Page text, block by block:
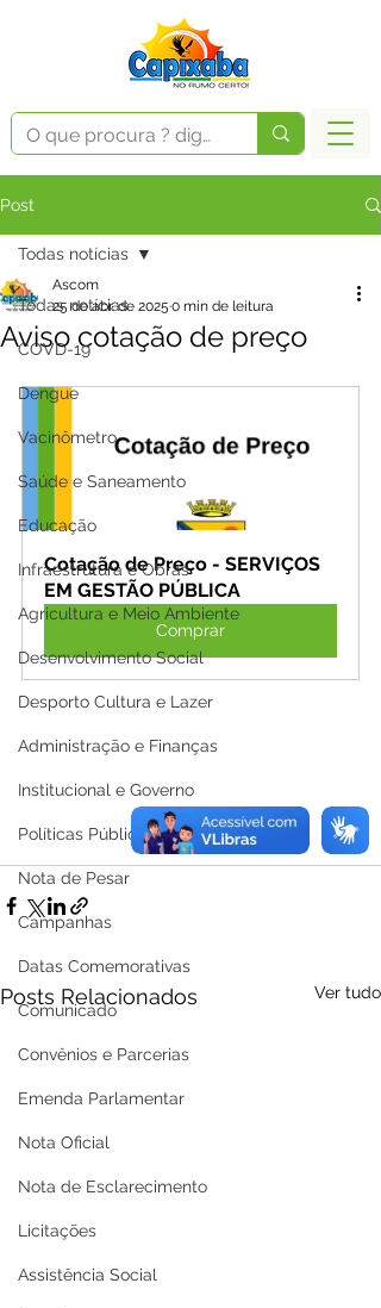
Post
Todas notícias
COVD-19
Dengue
Vacinômetro
Saúde e Saneamento
Educação
Infraestrutura e Obras
Agricultura e Meio Ambiente
Desenvolvimento Social
Desporto Cultura e Lazer
Administração e Finanças
Institucional e Governo
Políticas Públicas
Nota de Pesar
Campanhas
Datas Comemorativas
Comunicado
Convênios e Parcerias
Emenda Parlamentar
Nota Oficial
Nota de Esclarecimento
Licitações
Assistência Social
Todas notícias
Aviso cotação de preço
Ascom
25 de abr. de 2025 0 min de leitura
Cotação de Preço - SERVIÇOS
EM GESTÃO PÚBLICA
Comprar
Posts Relacionados Ver tudo